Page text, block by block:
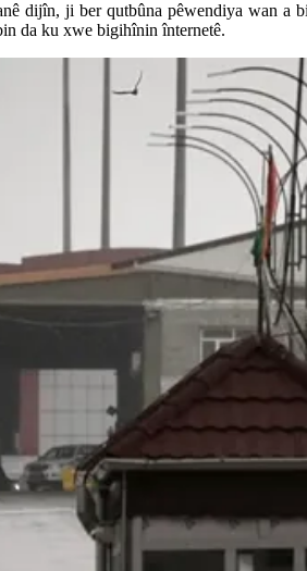
dijîn, ji ber qutbûna pêwendiya wan
da ku xwe bigihînin înternetê.